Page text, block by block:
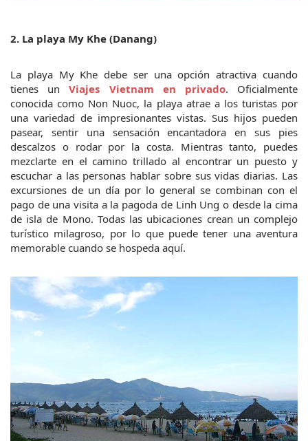
2. La playa My Khe (Danang)
La playa My Khe debe ser una opción atractiva cuando
tienes un Viajes Vietnam en privado. Oficialmente
conocida como Non Nuoc, la playa atrae a los turistas por
una variedad de impresionantes vistas. Sus hijos pueden
pasear, sentir una sensación encantadora en sus pies
descalzos o rodar por la costa. Mientras tanto, puedes
mezclarte en el camino trillado al encontrar un puesto y
escuchar a las personas hablar sobre sus vidas diarias. Las
excursiones de un día por lo general se combinan con el
pago de una visita a la pagoda de Linh Ung o desde la cima
de isla de Mono. Todas las ubicaciones crean un complejo
turístico milagroso, por lo que puede tener una aventura
memorable cuando se hospeda aquí.